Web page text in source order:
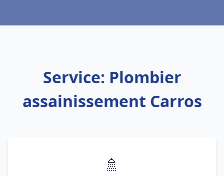
Service: Plombier
assainissement Carros
🚿